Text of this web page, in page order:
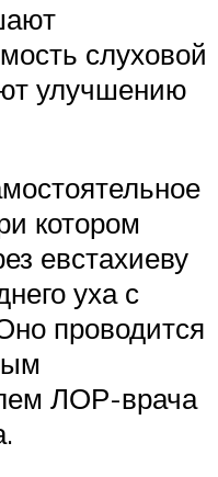
слуховой
улучшению
котором
евстахиеву
уха с
проводится
ЛОР-врача